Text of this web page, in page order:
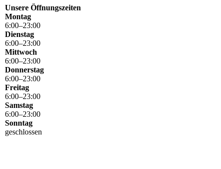
Unsere Öffnungszeiten
Montag
6:00–23:00
Dienstag
6:00–23:00
Mittwoch
6:00–23:00
Donnerstag
6:00–23:00
Freitag
6:00–23:00
Samstag
6:00–23:00
Sonntag
geschlossen